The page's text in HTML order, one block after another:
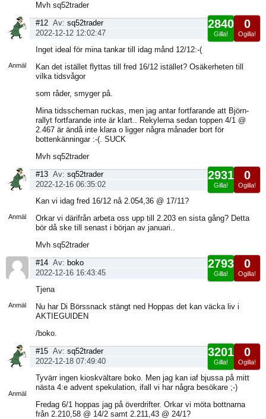
Mvh sq52trader
Anmäl
0
Ogilla!
2840
Gilla!
#12 Av: sq52trader
2022-12-12 12:02:47
Inget ideal för mina tankar till idag månd 12/12:-(
Kan det istället flyttas till fred 16/12 istället? Osäkerheten till
vilka tidsvågor
som råder, smyger på.
Mina tidsscheman ruckas, men jag antar fortfarande att Björn-
rallyt fortfarande inte är klart.. Rekylerna sedan toppen 4/1 @
2.467 är ändå inte klara o ligger några månader bort för
bottenkänningar :-(. SUCK
Mvh sq52trader
Anmäl
0
Ogilla!
2931
Gilla!
#13 Av: sq52trader
2022-12-16 06:35:02
Kan vi idag fred 16/12 nå 2.054,36 @ 17/11?
Orkar vi därifrån arbeta oss upp till 2.203 en sista gång? Detta
bör då ske till senast i början av januari..
Mvh sq52trader
Anmäl
0
Ogilla!
2793
Gilla!
#14 Av: boko
2022-12-16 16:43:45
Tjena
Nu har Di Börssnack stängt ned Hoppas det kan väcka liv i
AKTIEGUIDEN
/boko.
Anmäl
0
Ogilla!
3201
Gilla!
#15 Av: sq52trader
2022-12-18 07:49:40
Tyvärr ingen kioskvältare boko. Men jag kan iaf bjussa på mitt
nästa 4:e advent spekulation, ifall vi har några besökare ;-)
Fredag 6/1 hoppas jag på överdrifter. Orkar vi möta bottnarna
från 2.210,58 @ 14/2 samt 2.211,43 @ 24/1?